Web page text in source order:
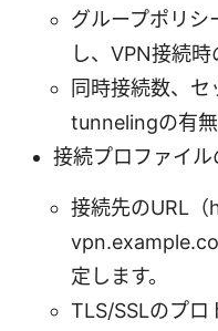
グループポリ
し、VPN接続時
同時接続数、
tunnelingの有無
接続プロファイル
接続先のURL
定します。
TLS/SSLのプロ